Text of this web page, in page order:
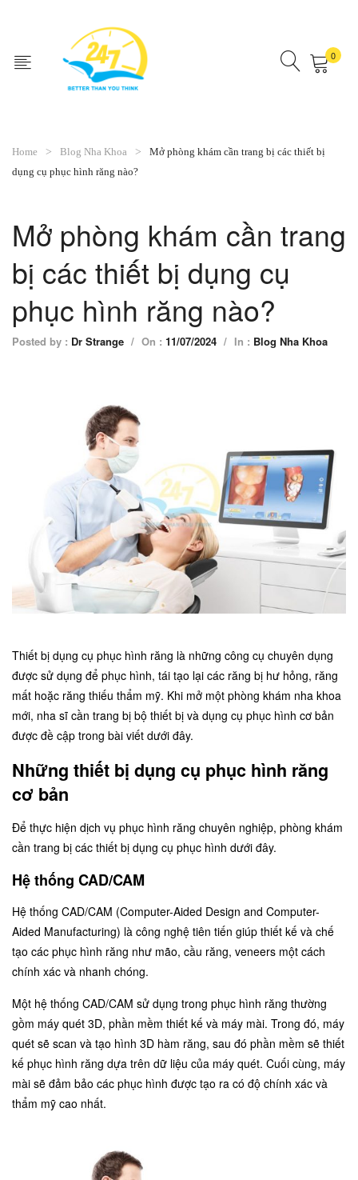
0
Home Blog Nha Khoa
Mở phòng khám cần trang bị các thiết bị
dụng cụ phục hình răng nào?
Mở phòng khám cần trang
bị các thiết bị dụng cụ
phục hình răng nào?
Posted by : Dr Strange / On : 11/07/2024 / In : Blog Nha Khoa
Thiết bị dụng cụ phục hình răng là những công cụ chuyên dụng
được sử dụng để phục hình, tái tạo lại các răng bị hư hỏng, răng
mất hoặc răng thiếu thẩm mỹ. Khi mở một phòng khám nha khoa
mới, nha sĩ cần trang bị bộ thiết bị và dụng cụ phục hình cơ bản
được đề cập trong bài viết dưới đây.
Những thiết bị dụng cụ phục hình răng
cơ bản
Để thực hiện dịch vụ phục hình răng chuyên nghiệp, phòng khám
cần trang bị các thiết bị dụng cụ phục hình dưới đây.
Hệ thống CAD/CAM
Hệ thống CAD/CAM (Computer-Aided Design and Computer-
Aided Manufacturing) là công nghệ tiên tiến giúp thiết kế và chế
tạo các phục hình răng như mão, cầu răng, veneers một cách
chính xác và nhanh chóng.
Một hệ thống CAD/CAM sử dụng trong phục hình răng thường
gồm máy quét 3D, phần mềm thiết kế và máy mài. Trong đó, máy
quét sẽ scan và tạo hình 3D hàm răng, sau đó phần mềm sẽ thiết
kế phục hình răng dựa trên dữ liệu của máy quét. Cuối cùng, máy
mài sẽ đảm bảo các phục hình được tạo ra có độ chính xác và
thẩm mỹ cao nhất.